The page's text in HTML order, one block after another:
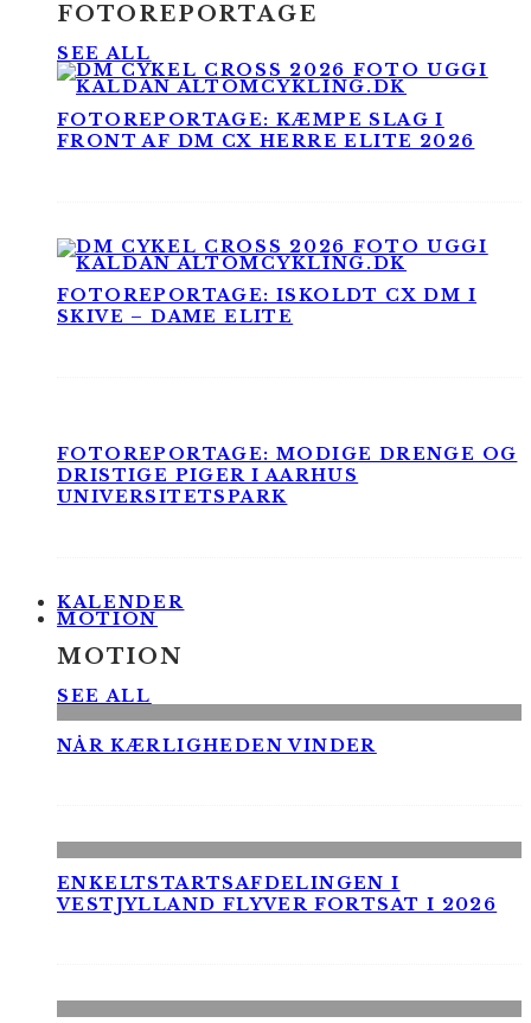
FOTOREPORTAGE
SEE ALL
FOTOREPORTAGE: KÆMPE SLAG I
FRONT AF DM CX HERRE ELITE 2026
FOTOREPORTAGE: ISKOLDT CX DM I
SKIVE – DAME ELITE
FOTOREPORTAGE: MODIGE DRENGE OG
DRISTIGE PIGER I AARHUS
UNIVERSITETSPARK
KALENDER
MOTION
MOTION
SEE ALL
NÅR KÆRLIGHEDEN VINDER
ENKELTSTARTSAFDELINGEN I
VESTJYLLAND FLYVER FORTSAT I 2026